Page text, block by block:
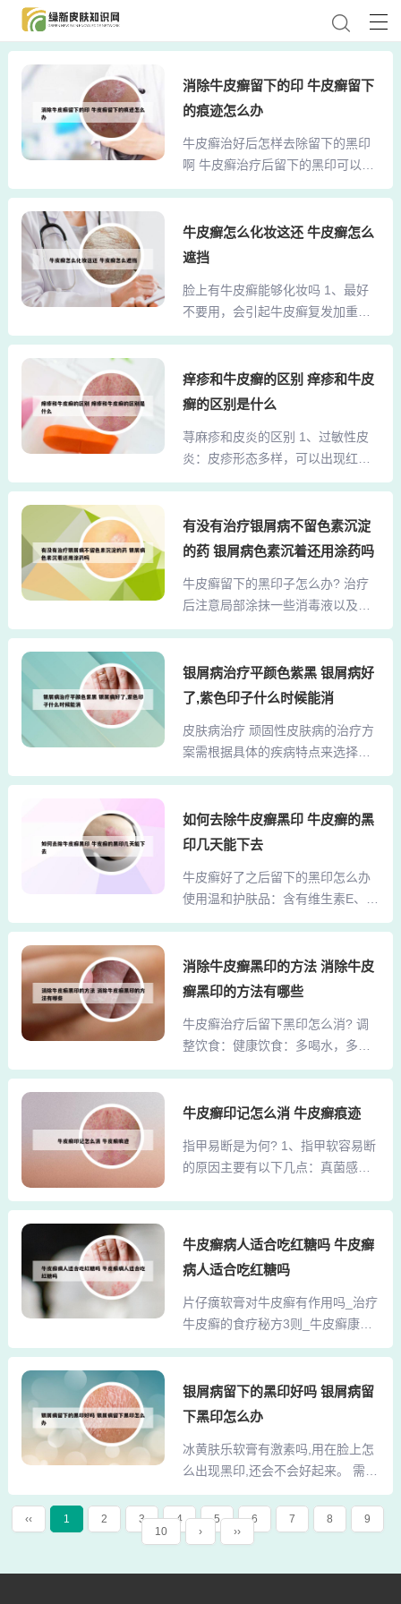
消除牛皮癣留下的印 牛皮癣留下
的痕迹怎么办
牛皮癣治好后怎样去除留下的黑印
啊 牛皮癣治疗后留下的黑印可以通
过以下方式消除：自然消退：牛皮
淀现象，这是一种自然现象。随着
时间的推移，通过身体的新陈代
然消失。使用维生素E：维生素E具
有滋润皮肤和保持皮肤弹性的功
效，同时也有助于改善疤痕状况。
可能使皮肤上出现色素斑，如暴
晒、盲目使用药物、辐射等都会增
性，使肤色加深或起色斑。饮食、
睡眠因素也可导致牛皮癣色素斑的
出现...
牛皮癣怎么化妆这还 牛皮癣怎么
遮挡
脸上有牛皮癣能够化妆吗 1、最好
不要用，会引起牛皮癣复发加重，
可用些保湿没有刺激的化妆皮。2、
皮症状，可选择一些多油脂的护肤
霜，滋润脸部肌肤，如医用凡士
分或刺激性较强的药物和化妆品。
注意身心健康 脸部牛皮癣患者应保
持心态达观，情绪平和，同时注意
的身心健康才能更好的对抗疾病。
3、牛皮癣患者勿搓擦皮损部位，以
癣患者一定要保持情绪乐观、心情
舒畅，增强战胜疾病的信...
痒疹和牛皮癣的区别 痒疹和牛皮
癣的区别是什么
荨麻疹和皮炎的区别 1、过敏性皮
炎：皮疹形态多样，可以出现红
斑、丘疹、丘疱疹、水疱等多形性
的部位。荨麻疹：皮疹主要表现为
大小不等、形态各异的风团或者水
时内自行消退，但容易反复发作，
并可能伴有剧烈的瘙痒。2、荨麻疹
和皮炎的主要区别如下：定义范
畴，包括但不限于湿疹、牛皮癣、
结节性痒疹等多种症状。荨麻疹：
于自身免疫功能紊乱基础上对某些
物质过敏而引发的皮肤表现。3...
有没有治疗银屑病不留色素沉淀
的药 银屑病色素沉着还用涂药吗
牛皮癣留下的黑印子怎么办? 治疗
后注意局部涂抹一些消毒液以及少
量激素可以防止瘢痕形成了，多吃
姜切片后轻轻揉擦疤痕，可以抑制
肉芽组织继续生长，多吃西红柿能
黑色素的形成，可以很好地治疗雀
斑，及牛皮癣治疗后留下的黑色印
迹。去除牛皮癣治愈后的黑印也是
用一些维生素C，维生素C有抗氧化
作用，补充维生素C可抑制色素斑的
些西红柿，西红柿中含有番茄 素，
有去黑斑的作用。还有...
银屑病治疗平颜色紫黑 银屑病好
了,紫色印子什么时候能消
皮肤病治疗 顽固性皮肤病的治疗方
案需根据具体的疾病特点来选择，
以下是一些常见的治疗方法： 过敏
左西替利嗪胶囊、盐酸奥洛他定
片、盐酸依匹斯汀胶囊、地氯雷他
他定片等，这些药物可以有效缓解
过敏症状。真菌感染引起的皮肤病
治疗方法主要包括以下几点：外用
用达克宁或者舍他康唑等外用药
物，这些药物能有效抑制真菌生
状。口服药物治疗：甲癣：由于外
用药物对甲癣的治疗效果较差，
一...
如何去除牛皮癣黑印 牛皮癣的黑
印几天能下去
牛皮癣好了之后留下的黑印怎么办
使用温和护肤品：含有维生素E、芦
荟、绿茶等成分的产品有助于皮肤
激：禁止搔抓或强力刺激皮肤，防
止新皮损产生。生活习惯：适量运
力。保持心情愉悦：避免过度疲
劳，保持良好的心态有助于改善牛
皮癣症状。防晒：避免紫外线照
癣患者可以将生姜切片后轻轻揉擦
长，多吃西红柿能清除自由基，保
持皮肤细腻，减少黑色素的形成，
可以很好地治疗雀斑，及牛皮癣治
消除牛皮癣黑印的方法 消除牛皮
癣黑印的方法有哪些
牛皮癣治疗后留下黑印怎么消? 调
整饮食：健康饮食：多喝水，多吃
水果，保持营养均衡。避免刺激性
食物可能加重皮肤炎症，影响黑印
定期擦洗皮肤，但要选择温和无刺
激的清洁用品，避免化学成分对皮
痕形成了，多吃一点维生素C。外界
的一些物理性或其他刺激也有可能
目使用药物、辐射等都会增加牛皮
癣患者体内酪氨酸酶的活性，使肤
色加深或起色斑。饮食、睡眠...
牛皮癣印记怎么消 牛皮癣痕迹
指甲易断是为何? 1、指甲软容易断
的原因主要有以下几点：真菌感
变脆，是这种症状的一个常见原
浴产品可能会刺激指甲基质，导致
其营养功能下降，进而造成指甲脆
软。营养不良：缺乏蛋白质、钙、
硫、锌等元素可能导致指甲质地变
可能与缺乏钙质以及其他多种营养
素有关。具体来说：钙质：钙质对
足，指甲的脆性会增加，导致易折
断。补充钙制品对改善指甲状况具
有积极效果。维生素：维生素A...
牛皮癣病人适合吃红糖吗 牛皮癣
病人适合吃红糖吗
片仔癀软膏对牛皮癣有作用吗_治疗
牛皮癣的食疗秘方3则_牛皮癣康复
站 功能：本品具有解表散寒，适用
料：生姜10克，乌梅肉30克，绿茶
6克，红糖少许。做法：将绿茶、生
以沸水冲泡，盖严浸泡半小时左
右，再加入红糖即可。功能：本品
具有清热生津、止痢消食的功效，
适用于治疗牛皮癣。以上这些治疗
牛皮癣的食疗秘方你们都记住了
银屑病留下的黑印好吗 银屑病留
下黑印怎么办
冰黄肤乐软膏有激素吗,用在脸上怎
么出现黑印,还会不会好起来。 需要
注意的是，冰黄肤乐软膏虽然不含
激素，但是含有大黄、黄芩等较多
苦寒败胃的药物。因此，脾胃虚
不宜服用。可以抹，但别抹太久，
‹‹ 1 2 3 4 5 6 7 8
9
10
› ››